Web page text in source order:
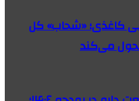
کاغذی؛ «شحاب» کل
می‌کند